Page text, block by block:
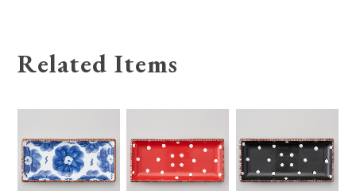
Related Items